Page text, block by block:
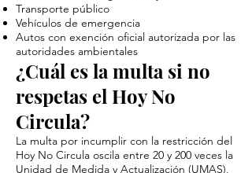
Transporte público
Vehículos de emergencia
Autos con exención oficial autorizada por las
autoridades ambientales
¿Cuál es la multa si no
respetas el Hoy No
Circula?
La multa por incumplir con la restricción del
Hoy No Circula oscila entre 20 y 200 veces la
Unidad de Medida y Actualización (UMAS),